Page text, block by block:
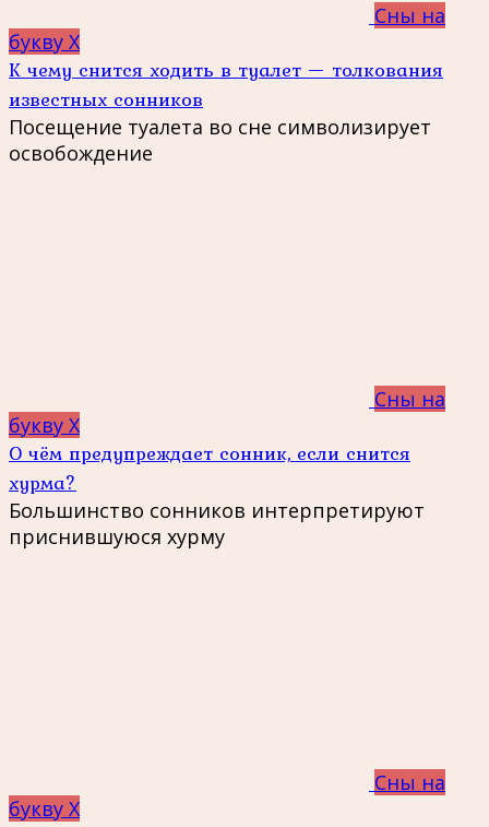
Сны на
букву Х
К чему снится ходить в туалет — толкования
известных сонников
Посещение туалета во сне символизирует
освобождение
Сны на
букву Х
О чём предупреждает сонник, если снится
хурма?
Большинство сонников интерпретируют
приснившуюся хурму
Сны на
букву Х